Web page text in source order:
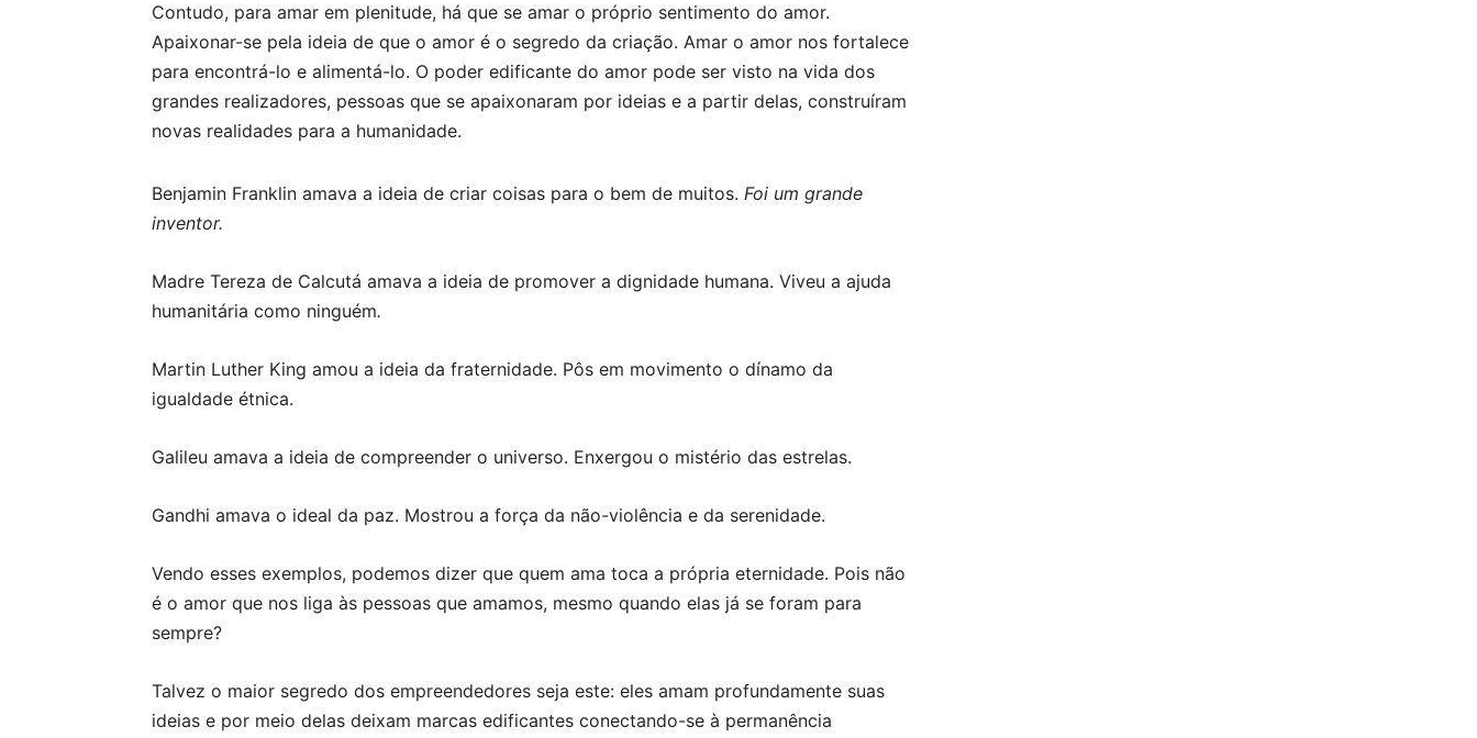
Contudo, para amar em plenitude, há que se amar o próprio sentimento do amor.
Apaixonar-se pela ideia de que o amor é o segredo da criação. Amar o amor nos fortalece
para encontrá-lo e alimentá-lo. O poder edificante do amor pode ser visto na vida dos
grandes realizadores, pessoas que se apaixonaram por ideias e a partir delas, construíram
novas realidades para a humanidade.
Benjamin Franklin amava a ideia de criar coisas para o bem de muitos. Foi um grande
inventor.
Madre Tereza de Calcutá amava a ideia de promover a dignidade humana. Viveu a ajuda
humanitária como ninguém.
Martin Luther King amou a ideia da fraternidade. Pôs em movimento o dínamo da
igualdade étnica.
Galileu amava a ideia de compreender o universo. Enxergou o mistério das estrelas.
Gandhi amava o ideal da paz. Mostrou a força da não-violência e da serenidade.
Vendo esses exemplos, podemos dizer que quem ama toca a própria eternidade. Pois não
é o amor que nos liga às pessoas que amamos, mesmo quando elas já se foram para
sempre?
Talvez o maior segredo dos empreendedores seja este: eles amam profundamente suas
ideias e por meio delas deixam marcas edificantes conectando-se à permanência